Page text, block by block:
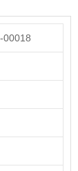
00018